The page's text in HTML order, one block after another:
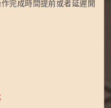
完成時間提前或者延遲開